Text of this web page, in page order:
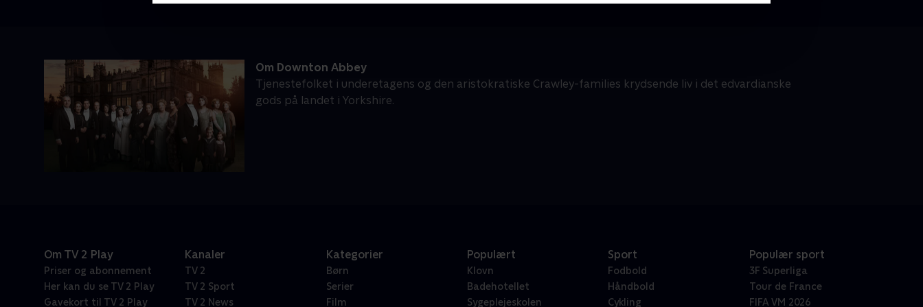
Om Downton Abbey
Tjenestefolket i underetagens og den aristokratiske Crawley-families krydsende liv i det edvardianske
gods på landet i Yorkshire.
Om TV 2 Play
Priser og abonnement
Her kan du se TV 2 Play
Gavekort til TV 2 Play
Kanaler
TV 2
TV 2 Sport
TV 2 News
Kategorier
Børn
Serier
Film
Populært
Klovn
Badehotellet
Sygeplejeskolen
Sport
Fodbold
Håndbold
Cykling
Populær sport
3F Superliga
Tour de France
FIFA VM 2026